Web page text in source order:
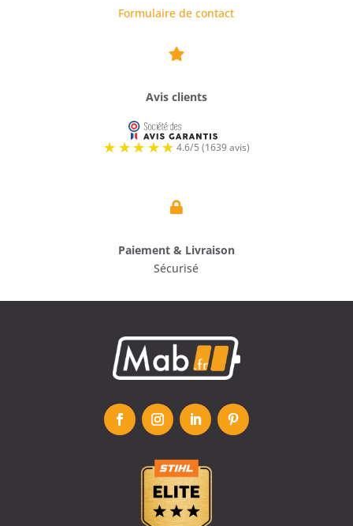
Formulaire de contact

Avis clients

Paiement & Livraison
Sécurisé